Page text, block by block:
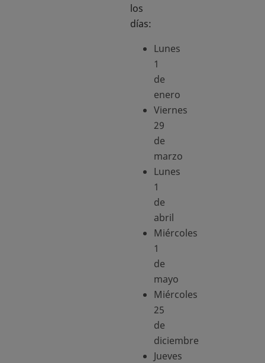
los
días:
Lunes
1
de
enero
Viernes
29
de
marzo
Lunes
1
de
abril
Miércoles
1
de
mayo
Miércoles
25
de
diciembre
Jueves